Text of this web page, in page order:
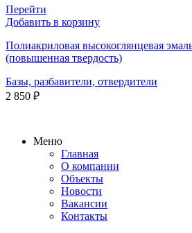
Перейти
Добавить в корзину
Полиакриловая высокоглянцевая
(повышенная твердость)
Базы, разбавители, отвердители
2 850 ₽
Меню
Главная
О компании
Объекты
Новости
Вакансии
Контакты